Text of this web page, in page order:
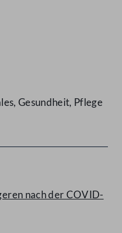
Gesundheit, Pflege
nach der COVID-